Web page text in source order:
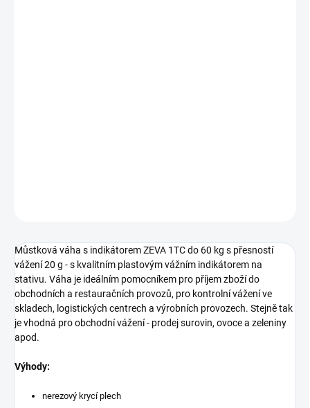
Můstková váha s indikátorem ZEVA 1TC do 60 kg s přesností
vážení 20 g - s kvalitním plastovým vážním indikátorem na
stativu. Váha je ideálním pomocníkem pro příjem zboží do
obchodních a restauračních provozů, pro kontrolní vážení ve
skladech, logistických centrech a výrobních provozech. Stejně tak
je vhodná pro obchodní vážení - prodej surovin, ovoce a zeleniny
apod.
Výhody:
nerezový krycí plech